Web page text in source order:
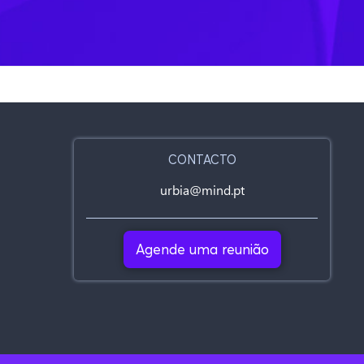
CONTACTO
urbia@mind.pt
Agende uma reunião